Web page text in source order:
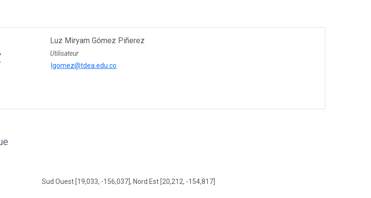
Luz Miryam Gómez Piñerez
Utilisateur
lgomez@tdea.edu.co
Sud Ouest [19,033, -156,037], Nord Est [20,212, -154,817]